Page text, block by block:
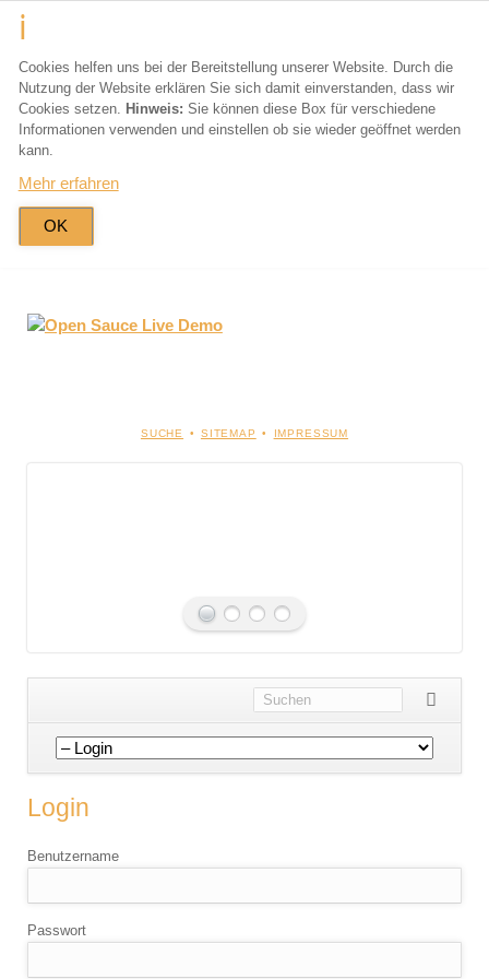
Cookies helfen uns bei der Bereitstellung unserer Website. Durch die
Nutzung der Website erklären Sie sich damit einverstanden, dass wir
Cookies setzen. Hinweis: Sie können diese Box für verschiedene
Informationen verwenden und einstellen ob sie wieder geöffnet werden
kann.
Mehr erfahren
OK
NAVIGATION
SUCHE SITEMAP IMPRESSUM
Navigation
überspringen
Login
Benutzername
Passwort